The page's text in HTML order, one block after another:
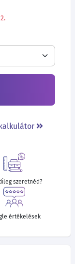
szeretnéd?
értékelések